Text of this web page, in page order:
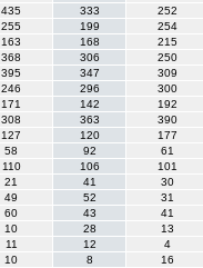
435 333
252
255 199
254
163 168
215
368 306
250
395 347
309
246 296
300
171 142
192
308 363
390
127 120
177
58 92
61
110 106
101
21 41
30
49 52
31
60 43
41
10 28
13
11 12
4
10 8
16